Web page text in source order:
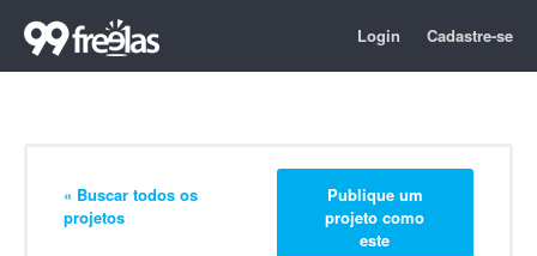
Login Cadastre-se
« Buscar todos os
projetos
Publique um
projeto como
este